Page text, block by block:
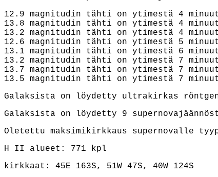
12.9 magnitudin tähti on ytimestä 4
13.8 magnitudin tähti on ytimestä 4
13.2 magnitudin tähti on ytimestä 4
12.6 magnitudin tähti on ytimestä 5
13.1 magnitudin tähti on ytimestä 6
13.2 magnitudin tähti on ytimestä 7
13.7 magnitudin tähti on ytimestä 7
13.5 magnitudin tähti on ytimestä 7
Galaksista on löydetty ultrakirkas
Galaksista on löydetty 9
Oletettu maksimikirkkaus supernovalle
H II alueet: 771 kpl
kirkkaat: 45E 163S, 51W 47S, 40W 124S